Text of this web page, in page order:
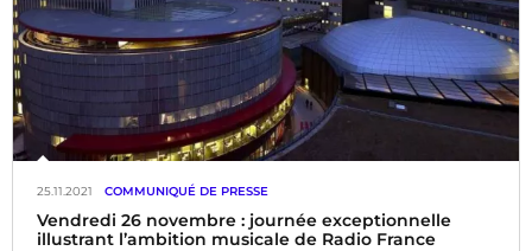
Vendredi 26 novembre : journée exceptionnelle
illustrant l’ambition musicale de Radio France
25.11.2021 COMMUNIQUÉ DE PRESSE